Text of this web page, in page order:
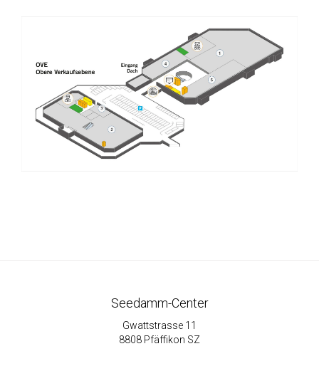
Seedamm-Center
Gwattstrasse 11
8808 Pfäffikon SZ